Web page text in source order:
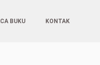
BUKU KONTAK